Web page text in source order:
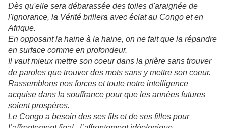
Dès qu'elle sera débarassée des toiles d'araignée de
l'ignorance, la Vérité brillera avec éclat au Congo et en
Afrique.
En opposant la haine à la haine, on ne fait que la répandre
en surface comme en profondeur.
Il vaut mieux mettre son coeur dans la prière sans trouver
de paroles que trouver des mots sans y mettre son coeur.
Rassemblons nos forces et toute notre intelligence
acquise dans la souffrance pour que les années futures
soient prospères.
Le Congo a besoin des ses fils et de ses filles pour